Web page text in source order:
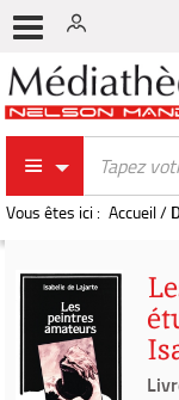
Vous êtes ici : Accueil/